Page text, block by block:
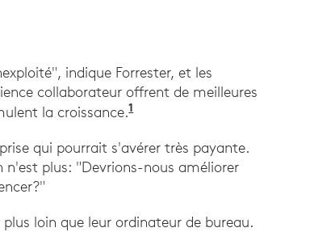
indique Forrester, et les
collaborateur offrent de meilleures
la croissance.1"L’expérience
qui pourrait s'avérer très payante.
plus: "Devrions-nous améliorer
loin que leur ordinateur de bureau.